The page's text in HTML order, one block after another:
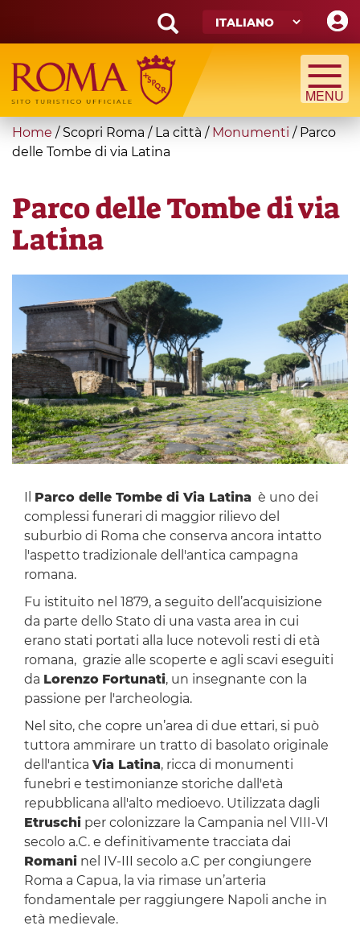
main
content
Search
form
Cerca
You
are
Home / Scopri Roma / La città / Monumenti / Parco
delle Tombe di via Latina
Parco delle Tombe di via
Latina
Parco delle Tombe di Via Latina è uno dei
complessi funerari di maggior rilievo del
suburbio di Roma che conserva ancora intatto
l'aspetto tradizionale dell'antica campagna
romana.
Fu istituito nel 1879, a seguito dell’acquisizione
da parte dello Stato di una vasta area in cui
erano stati portati alla luce notevoli resti di età
romana, grazie alle scoperte e agli scavi eseguiti
da Lorenzo Fortunati, un insegnante con la
passione per l'archeologia.
Nel sito, che copre un’area di due ettari, si può
tuttora ammirare un tratto di basolato originale
dell'antica Via Latina, ricca di monumenti
funebri e testimonianze storiche dall'età
repubblicana all'alto medioevo. Utilizzata dagli
Etruschiper colonizzare la Campania nel VIII-VI
secolo a.C. e definitivamente tracciata dai
Romaninel IV-III secolo a.C per congiungere
Roma a Capua, la via rimase un’arteria
fondamentale per raggiungere Napoli anche in
età medievale.